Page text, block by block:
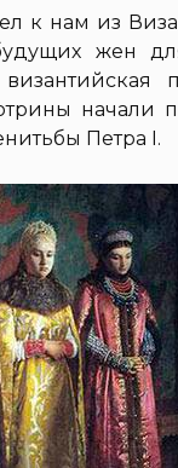
к нам из
жен
начали
Петра I.